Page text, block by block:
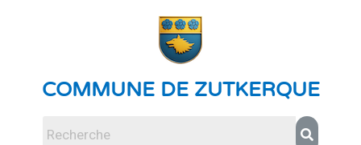
COMMUNE DE ZUTKERQUE